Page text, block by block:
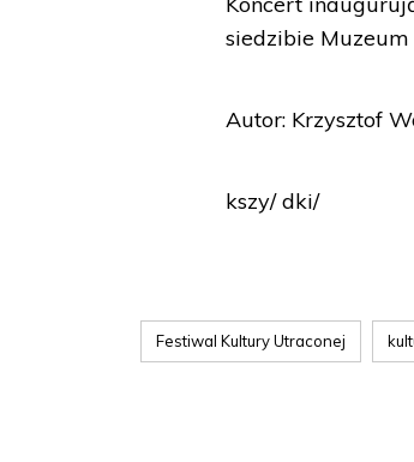
siedzibie
Autor: Krzysztof
kszy/ dki/
Festiwal Kultury Utraconej